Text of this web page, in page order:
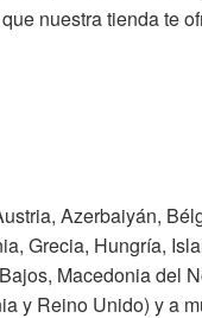
nuestra tienda te
Azerbaiyán,
Grecia, Hungría,
Macedonia del
y Reino Unido) y a